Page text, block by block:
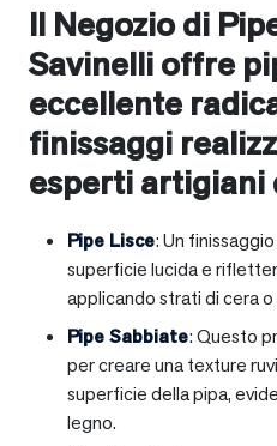
Il Negozio di
Savinelli offre
eccellente
finissaggi
esperti artigiani
Pipe Lisce: Un
superficie lucida e
applicando strati di cera o
Pipe Sabbiate: Questo
per creare una texture
superficie della pipa,
legno.